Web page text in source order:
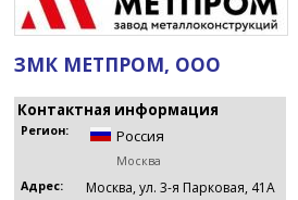
ЗМК МЕТПРОМ, ООО
Контактная информация
Регион: Россия
Москва
Адрес:
Москва, ул. 3-я Парковая, 41А